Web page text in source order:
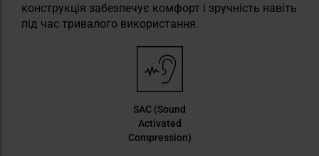
конструкція забезпечує комфорт і зручність навіть
під час тривалого використання.
SAC (Sound
Activated
Compression)